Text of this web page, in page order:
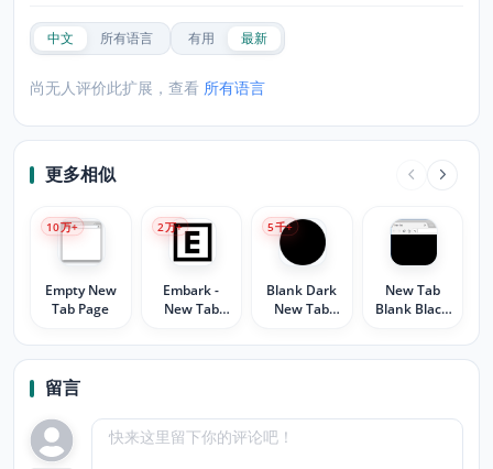
中文 所有语言 有用 最新
尚无人评价此扩展，查看 所有语言
更多相似
Empty New
Tab Page
10万+
Embark -
New Tab
2万+
Blank Dark
New Tab
5千+
New Tab
Blank Black
留言